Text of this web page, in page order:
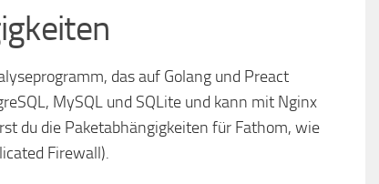
das auf Golang und Preact
MySQL und SQLite und kann mit Nginx
du die Paketabhängigkeiten für Fathom, wie
Firewall).